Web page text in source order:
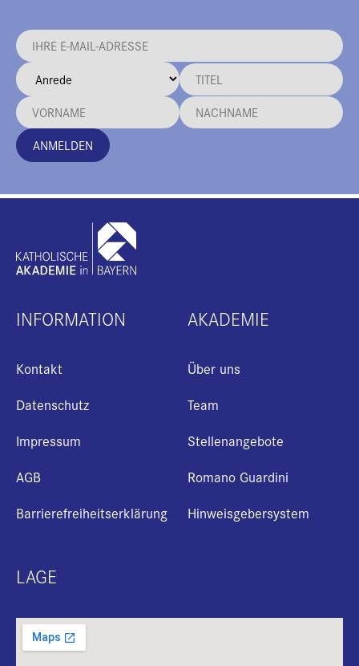
ANMELDEN
INFORMATION
Kontakt
Datenschutz
Impressum
AGB
Barrierefreiheitserklärung
AKADEMIE
Über uns
Team
Stellenangebote
Romano Guardini
Hinweisgebersystem
LAGE